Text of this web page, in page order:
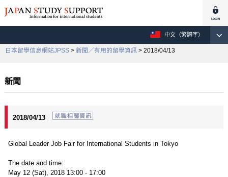
中文（繁體字）
日本留學信息網站JPSS > 新聞／有用的留學資訊 > 2018/04/13
新聞
2018/04/13
Global Leader Job Fair for International Students in Tokyo
The date and time:
May 12 (Sat), 2018 13:00 - 17:00